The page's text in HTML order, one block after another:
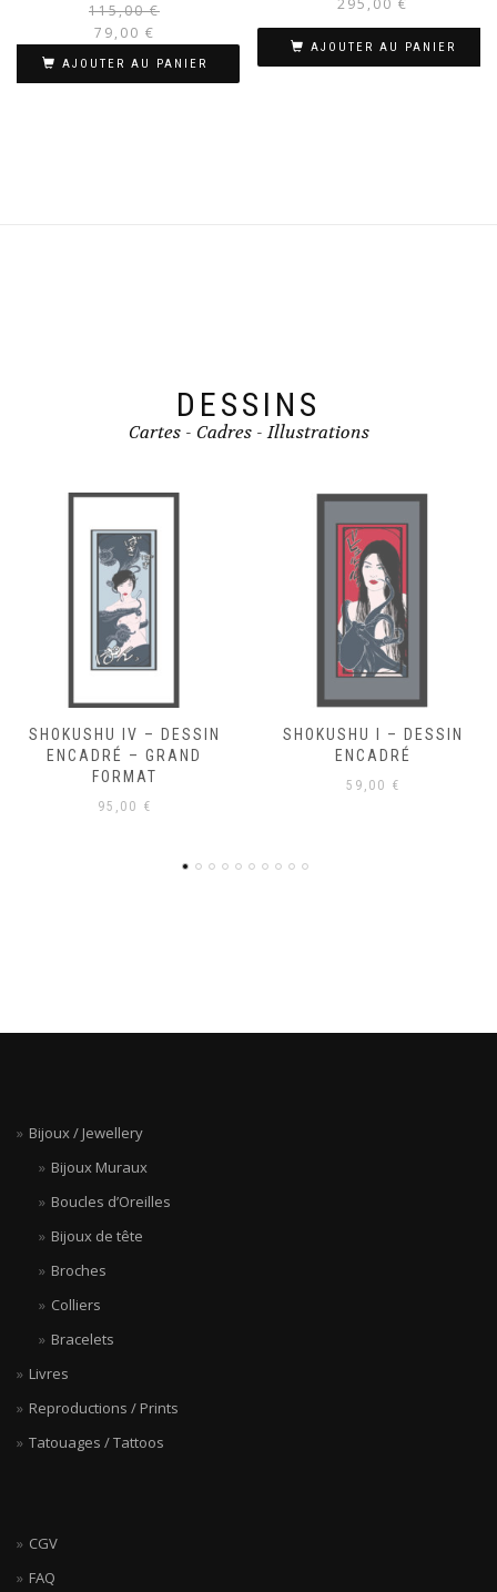
115,00€
prix
79,00 €
prix
AJOUTER AU PANIER
AJOUTER AU PANIER
DESSINS
Cartes - Cadres - Illustrations
SHOKUSHU I – DESSIN
ENCADRÉ
59,00
SHOKUSHU III – DESSIN
ENCADRÉ
59,00
Bijoux / Jewellery
Bijoux Muraux
Boucles d’Oreilles
Bijoux de tête
Broches
Colliers
Bracelets
Livres
Reproductions / Prints
Tatouages / Tattoos
CGV
FAQ